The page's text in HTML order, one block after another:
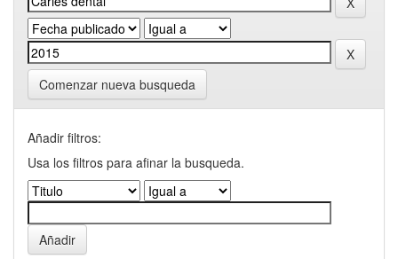
Comenzar nueva busqueda
Añadir filtros:
Usa los filtros para afinar la busqueda.